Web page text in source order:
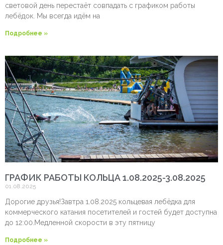
световой день перестаёт совпадать с графиком работы
лебёдок. Мы всегда идём на
Подробнее »
ГРАФИК РАБОТЫ КОЛЬЦА 1.08.2025-3.08.2025
01.08.2025
Дорогие друзья!Завтра 1.08.2025 кольцевая лебёдка для
коммерческого катания посетителей и гостей будет доступна
до 12:00.Медленной скорости в эту пятницу
Подробнее »